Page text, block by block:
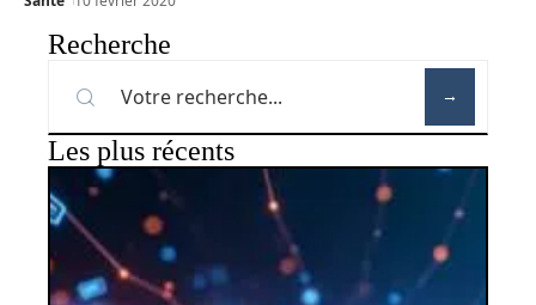
Recherche
Les plus récents